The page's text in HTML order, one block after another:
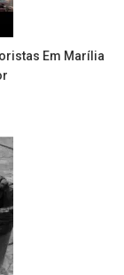
Em Marília